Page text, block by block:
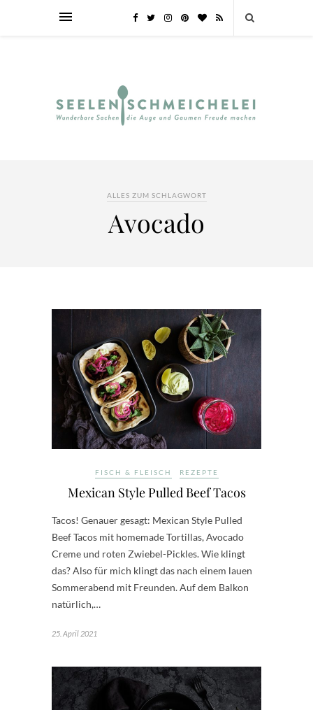
ALLES ZUM SCHLAGWORT
Avocado
FISCH & FLEISCH REZEPTE
Mexican Style Pulled Beef Tacos
Tacos! Genauer gesagt: Mexican Style Pulled
Beef Tacos mit homemade Tortillas, Avocado
Creme und roten Zwiebel-Pickles. Wie klingt
das? Also für mich klingt das nach einem lauen
Sommerabend mit Freunden. Auf dem Balkon
natürlich,…
25. April 2021